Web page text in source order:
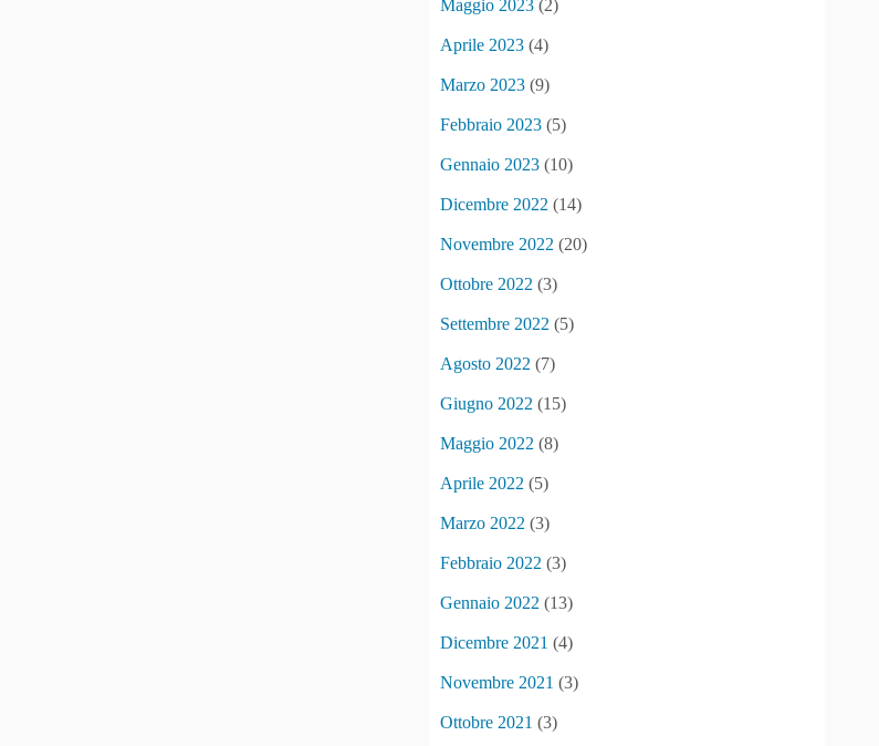
Maggio 2023 (2)
Aprile 2023 (4)
Marzo 2023 (9)
Febbraio 2023 (5)
Gennaio 2023 (10)
Dicembre 2022 (14)
Novembre 2022 (20)
Ottobre 2022 (3)
Settembre 2022 (5)
Agosto 2022 (7)
Giugno 2022 (15)
Maggio 2022 (8)
Aprile 2022 (5)
Marzo 2022 (3)
Febbraio 2022 (3)
Gennaio 2022 (13)
Dicembre 2021 (4)
Novembre 2021 (3)
Ottobre 2021 (3)